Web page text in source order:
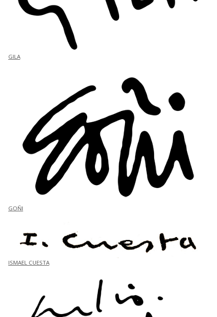
GILA
GOÑI
ISMAEL CUESTA